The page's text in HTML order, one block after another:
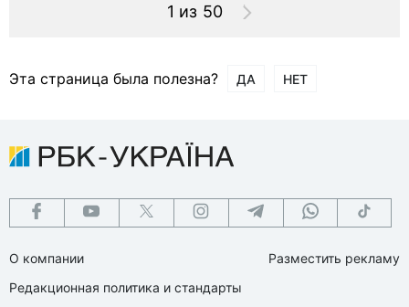
1 из 50
Эта страница была полезна? ДА НЕТ
О компании
Редакционная политика и стандарты
Разместить рекламу